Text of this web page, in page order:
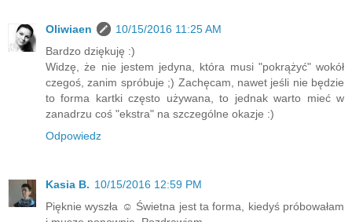
Oliwiaen
10/15/2016 11:25 AM
Bardzo dziękuję :)
Widzę, że nie jestem jedyna, która musi "pokrążyć" wokół
czegoś, zanim spróbuje ;) Zachęcam, nawet jeśli nie będzie
to forma kartki często używana, to jednak warto mieć w
zanadrzu coś "ekstra" na szczególne okazje :)
Odpowiedz
Kasia B. 10/15/2016 12:59 PM
Pięknie wyszła ☺ Świetna jest ta forma, kiedyś próbowałam